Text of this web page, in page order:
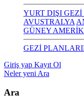
YURT DIŞI
AVUSTRALYA
GÜNEY
GEZİ
Giriş yap Kayıt Ol
Neler yeni Ara
Ara